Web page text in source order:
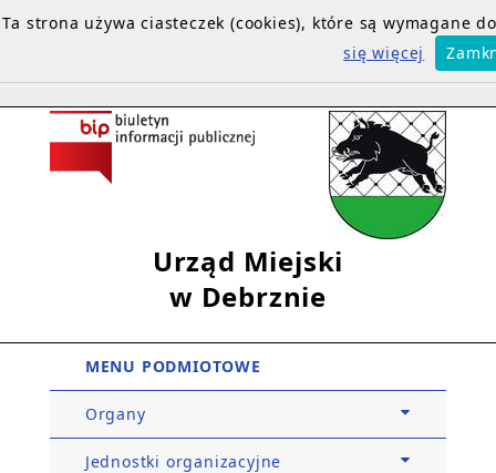
Urząd Miejski
w Debrznie
MENU PODMIOTOWE
Organy
Jednostki organizacyjne
Ta strona używa ciasteczek (cookies), które są wymagane
się więcej